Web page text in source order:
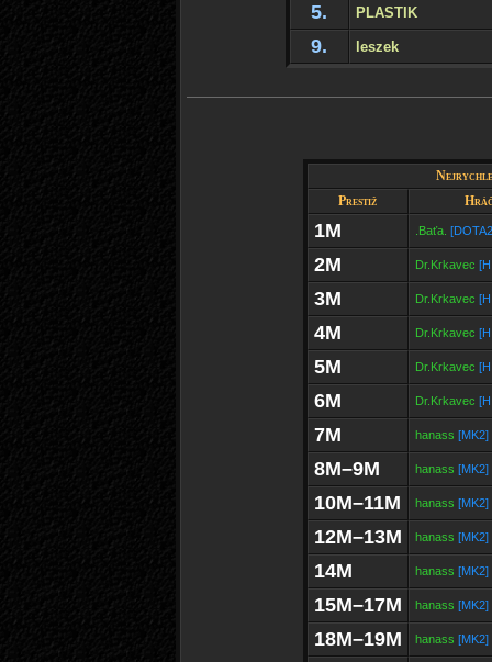
5. PLASTIK
9. leszek
Prestiž
1M .Baťa.
2M Dr.Krkavec
3M Dr.Krkavec
4M Dr.Krkavec
5M Dr.Krkavec
6M Dr.Krkavec
7M hanass [MK2]
8M–9M hanass [MK2]
10M–11M hanass [MK2]
12M–13M hanass [MK2]
14M hanass [MK2]
15M–17M hanass [MK2]
18M–19M hanass [MK2]